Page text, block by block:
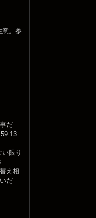
意。参
だ
限り
え相
だ